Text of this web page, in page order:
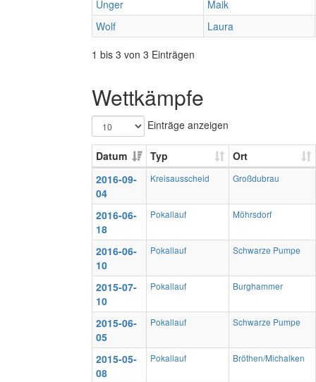
Unger
Maik
Wolf
Laura
1 bis 3 von 3 Einträgen
Wettkämpfe
Einträge anzeigen
Datum Typ
Ort
2016-09-
04
Kreisausscheid Großdubrau
2016-06-
18
Pokallauf Möhrsdorf
2016-06-
10
Pokallauf Schwarze Pumpe
2015-07-
10
Pokallauf Burghammer
2015-06-
05
Pokallauf Schwarze Pumpe
2015-05-
08
Pokallauf Bröthen/Michalken